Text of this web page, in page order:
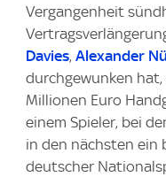
Vergangenheit
Davies, Alexander
durchgewunken
Millionen Euro
einem Spieler, bei
in den nächsten ein
deutscher